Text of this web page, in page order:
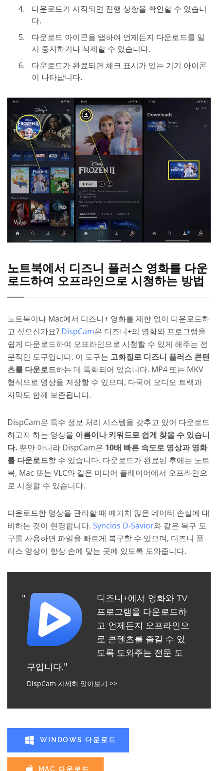
다운로드가 시작되면 진행 상황을 확인할 수 있습니
다.
다운로드 아이콘을 탭하여 언제든지 다운로드를 일
시 중지하거나 삭제할 수 있습니다.
다운로드가 완료되면 체크 표시가 있는 기기 아이콘
이 나타납니다.
노트북에서 디즈니 플러스 영화를 다운
로드하여 오프라인으로 시청하는 방법
노트북이나 Mac에서 디즈니+ 영화를 제한 없이 다운로드하
고 싶으신가요? DispCam은 디즈니+의 영화와 프로그램을
쉽게 다운로드하여 오프라인으로 시청할 수 있게 해주는 전
문적인 도구입니다. 이 도구는 고화질로 디즈니 플러스 콘텐
츠를 다운로드하는 데 특화되어 있습니다. MP4 또는 MKV
형식으로 영상을 저장할 수 있으며, 다국어 오디오 트랙과
자막도 함께 보존됩니다.
DispCam은 특수 정보 처리 시스템을 갖추고 있어 다운로드
하고자 하는 영상을 이름이나 키워드로 쉽게 찾을 수 있습니
다. 뿐만 아니라 DispCam은 10배 빠른 속도로 영상과 영화
를 다운로드할 수 있습니다. 다운로드가 완료된 후에는 노트
북, Mac 또는 VLC와 같은 미디어 플레이어에서 오프라인으
로 시청할 수 있습니다.
다운로드한 영상을 관리할 때 예기치 않은 데이터 손실에 대
비하는 것이 현명합니다. Syncios D-Savior와 같은 복구 도
구를 사용하면 파일을 빠르게 복구할 수 있으며, 디즈니 플
러스 영상이 항상 손에 닿는 곳에 있도록 도와줍니다.
디즈니+에서 영화와 TV
프로그램을 다운로드하
고 언제든지 오프라인으
로 콘텐츠를 즐길 수 있
도록 도와주는 전문 도
구입니다.
DispCam 자세히 알아보기 >>
WINDOWS 다운로드
MAC 다운로드